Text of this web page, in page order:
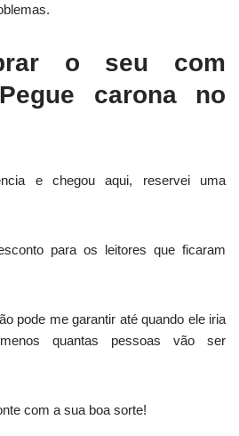
o seu com
carona no
e chegou aqui, reservei uma
para os leitores que ficaram
pode me garantir até quando ele iria
quantas pessoas vão ser
com a sua boa sorte!